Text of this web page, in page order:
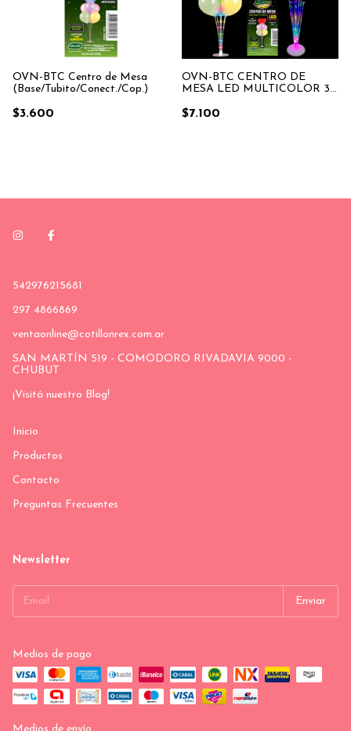
OVN-BTC Centro de Mesa
(Base/Tubito/Conect./Cop.)
$3.600
OVN-BTC CENTRO DE
MESA LED MULTICOLOR 3
conectores, 6 copitos chicos y
$7.100
542976215681
297 4866869
ventaonline@cotillonrex.com.ar
SAN MARTÍN 519 - COMODORO RIVADAVIA 9000 -
CHUBUT
¡Visitá nuestro Blog!
Inicio
Productos
Contacto
Preguntas Frecuentes
Newsletter
Medios de pago